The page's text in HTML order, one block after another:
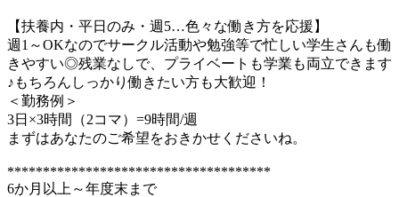
【扶養内・平日のみ・週5…色々な働き方を応援】
週1～OKなのでサークル活動や勉強等で忙しい学生さんも働
きやすい◎残業なしで、プライベートも学業も両立できます
♪もちろんしっかり働きたい方も大歓迎！
＜勤務例＞
3日×3時間（2コマ）=9時間/週
まずはあなたのご希望をおきかせくださいね。
*************************************
6か月以上～年度末まで